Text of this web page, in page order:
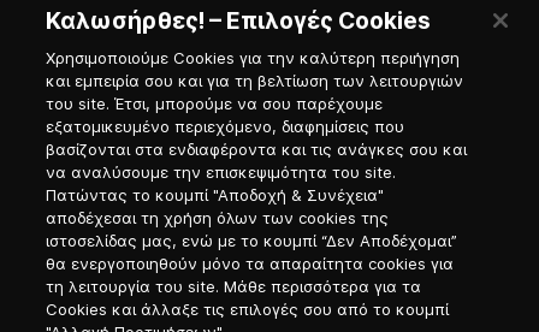
Πύλη Ναυτικού
Καλωσήρθες! – Επιλογές Cookies
Χρησιμοποιούμε Cookies για την καλύτερη περιήγηση
και εμπειρία σου και για τη βελτίωση των λειτουργιών
του site. Έτσι, μπορούμε να σου παρέχουμε
εξατομικευμένο περιεχόμενο, διαφημίσεις που
βασίζονται στα ενδιαφέροντα και τις ανάγκες σου και
να αναλύσουμε την επισκεψιμότητα του site.
Πατώντας το κουμπί "Αποδοχή & Συνέχεια"
αποδέχεσαι τη χρήση όλων των cookies της
ιστοσελίδας μας, ενώ με το κουμπί “Δεν Αποδέχομαι”
θα ενεργοποιηθούν μόνο τα απαραίτητα cookies για
τη λειτουργία του site. Μάθε περισσότερα για τα
Cookies και άλλαξε τις επιλογές σου από το κουμπί